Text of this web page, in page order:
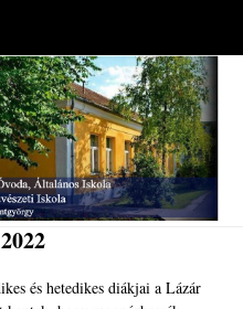
és hetedikes diákjai a Lázár